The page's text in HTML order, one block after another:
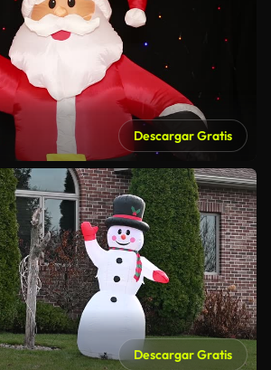
Descargar Gratis
Descargar Gratis